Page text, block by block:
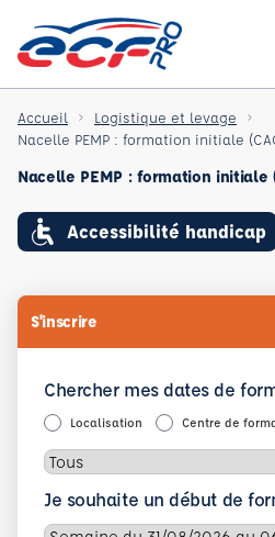
Accueil
Logistique et levage
Nacelle PEMP : formation initiale
Nacelle PEMP : formation initiale
Accessibilité handicap
S'inscrire
Chercher mes dates de
Localisation Centre de
Je souhaite un début de